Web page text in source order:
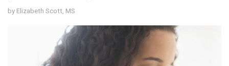
by Elizabeth Scott, MS